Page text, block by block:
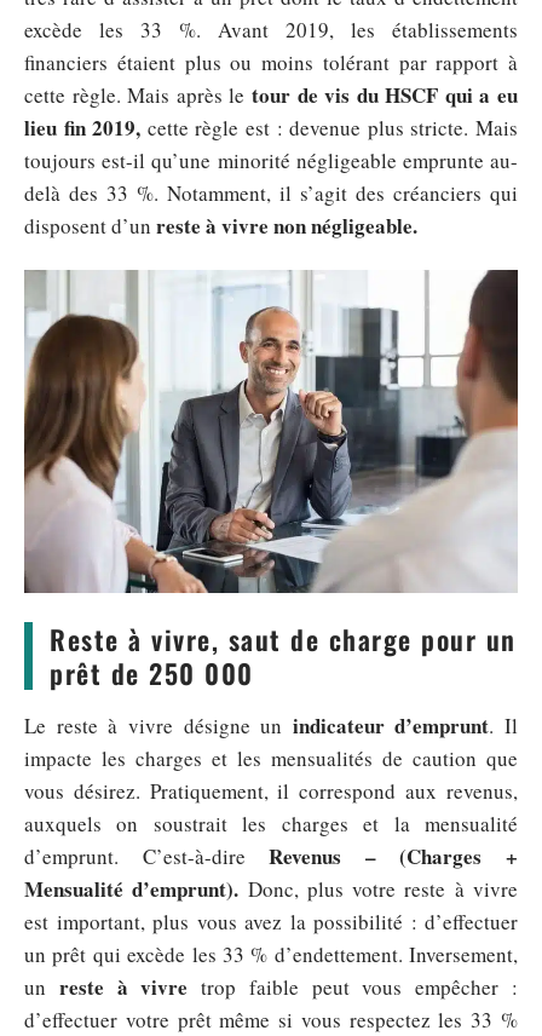
excède les 33 %. Avant 2019, les établissements
financiers étaient plus ou moins tolérant par rapport à
cette règle. Mais après le tour de vis du HSCF qui a eu
lieu fin 2019, cette règle est : devenue plus stricte. Mais
toujours est-il qu’une minorité négligeable emprunte au-
delà des 33 %. Notamment, il s’agit des créanciers qui
disposent d’un reste à vivre non négligeable.
Reste à vivre, saut de charge pour un
prêt de 250 000
Le reste à vivre désigne un indicateur d’emprunt. Il
impacte les charges et les mensualités de caution que
vous désirez. Pratiquement, il correspond aux revenus,
auxquels on soustrait les charges et la mensualité
d’emprunt. C’est-à-direRevenus – (Charges +
Mensualité d’emprunt). Donc, plus votre reste à vivre
est important, plus vous avez la possibilité : d’effectuer
un prêt qui excède les 33 % d’endettement. Inversement,
un reste à vivre trop faible peut vous empêcher :
d’effectuer votre prêt même si vous respectez les 33 %